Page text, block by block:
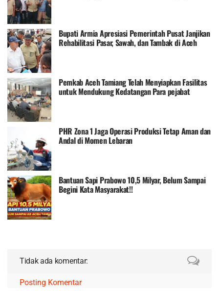
Bupati Armia Apresiasi Pemerintah Pusat Janjikan
Rehabilitasi Pasar, Sawah, dan Tambak di Aceh
Pemkab Aceh Tamiang Telah Menyiapkan Fasilitas
untuk Mendukung Kedatangan Para pejabat
Kemendikdasmen
PHR Zona 1 Jaga Operasi Produksi Tetap Aman dan
Andal di Momen Lebaran
Bantuan Sapi Prabowo 10,5 Milyar, Belum Sampai
Begini Kata Masyarakat!!
Tidak ada komentar:
Posting Komentar